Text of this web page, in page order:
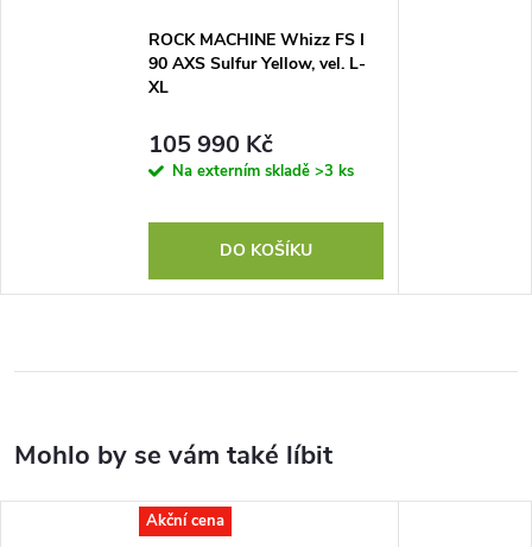
ROCK MACHINE Whizz FS I
90 AXS Sulfur Yellow, vel. L-
XL
105 990 Kč
Na externím skladě >3 ks
DO KOŠÍKU
Akční cena